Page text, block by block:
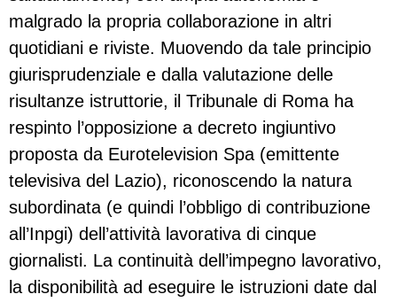
malgrado la propria collaborazione in altri
quotidiani e riviste. Muovendo da tale principio
giurisprudenziale e dalla valutazione delle
risultanze istruttorie, il Tribunale di Roma ha
respinto l’opposizione a decreto ingiuntivo
proposta da Eurotelevision Spa (emittente
televisiva del Lazio), riconoscendo la natura
subordinata (e quindi l’obbligo di contribuzione
all’Inpgi) dell’attività lavorativa di cinque
giornalisti. La continuità dell’impegno lavorativo,
la disponibilità ad eseguire le istruzioni date dal